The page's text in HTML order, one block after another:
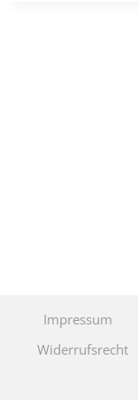
Impressum
Widerrufsrecht